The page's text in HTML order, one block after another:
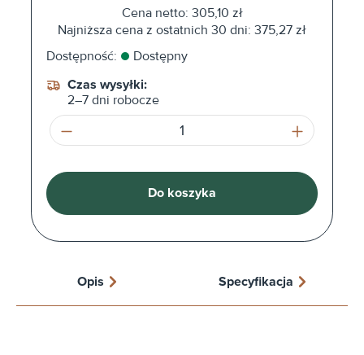
Cena netto: 305,10 zł
Najniższa cena z ostatnich 30 dni: 375,27 zł
Dostępność:
Dostępny
Czas wysyłki:
2–7 dni robocze
Ilość produktu: Wprowadź żądaną
Do koszyka
Opis Specyfikacja